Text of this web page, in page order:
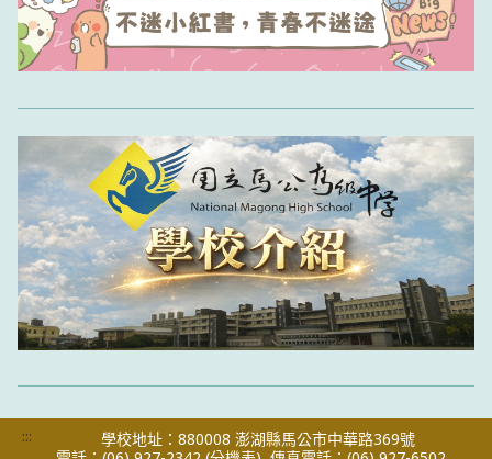
:::
學校地址：880008 澎湖縣馬公市中華路369號